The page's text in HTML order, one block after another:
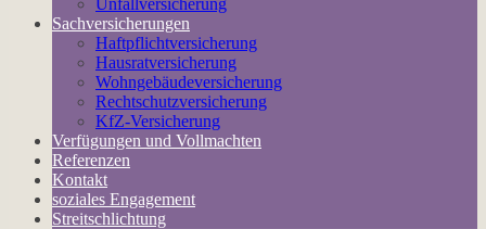
Unfallversicherung
Sachversicherungen
Haftpflichtversicherung
Hausratversicherung
Wohngebäudeversicherung
Rechtschutzversicherung
KfZ-Versicherung
Verfügungen und Vollmachten
Referenzen
Kontakt
soziales Engagement
Streitschlichtung